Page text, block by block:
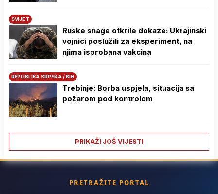
SVIJET
Ruske snage otkrile dokaze: Ukrajinski
vojnici poslužili za eksperiment, na
njima isprobana vakcina
REPUBLIKA SRPSKA / BIH
Trebinje: Borba uspjela, situacija sa
požarom pod kontrolom
PRIKAŽI JOŠ VIJESTI
PRETRAŽITE PORTAL